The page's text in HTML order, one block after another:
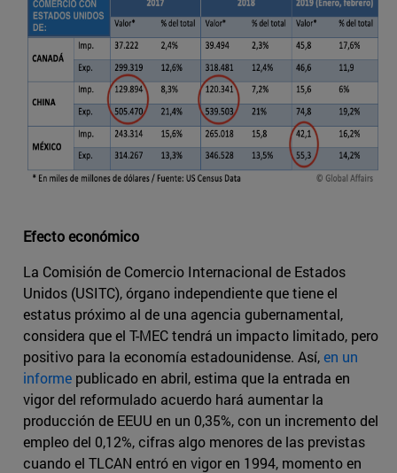
Efecto económico
La Comisión de Comercio Internacional de Estados
Unidos (USITC), órgano independiente que tiene el
estatus próximo al de una agencia gubernamental,
considera que el T-MEC tendrá un impacto limitado, pero
positivo para la economía estadounidense. Así,en un
informe publicado en abril, estima que la entrada en
vigor del reformulado acuerdo hará aumentar la
producción de EEUU en un 0,35%, con un incremento del
empleo del 0,12%, cifras algo menores de las previstas
cuando el TLCAN entró en vigor en 1994, momento en